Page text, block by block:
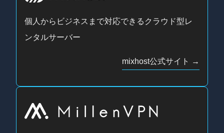
個人からビジネスまで対応できるクラウド型レ
ンタルサーバー
mixhost公式サイト